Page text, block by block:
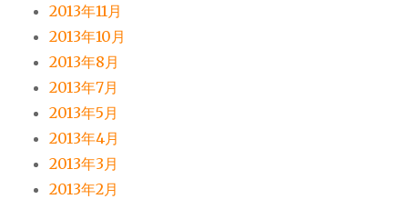
2013年11月
2013年10月
2013年8月
2013年7月
2013年5月
2013年4月
2013年3月
2013年2月